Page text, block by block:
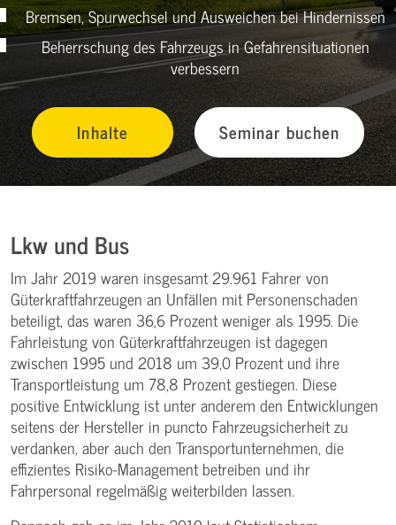
Bremsen, Spurwechsel und Ausweichen bei Hindernissen
Beherrschung des Fahrzeugs in Gefahrensituationen
verbessern
Inhalte Seminar buchen
Lkw und Bus
Im Jahr 2019 waren insgesamt 29.961 Fahrer von
Güterkraftfahrzeugen an Unfällen mit Personenschaden
beteiligt, das waren 36,6 Prozent weniger als 1995. Die
Fahrleistung von Güterkraftfahrzeugen ist dagegen
zwischen 1995 und 2018 um 39,0 Prozent und ihre
Transportleistung um 78,8 Prozent gestiegen. Diese
positive Entwicklung ist unter anderem den Entwicklungen
seitens der Hersteller in puncto Fahrzeugsicherheit zu
verdanken, aber auch den Transportunternehmen, die
effizientes Risiko-Management betreiben und ihr
Fahrpersonal regelmäßig weiterbilden lassen.